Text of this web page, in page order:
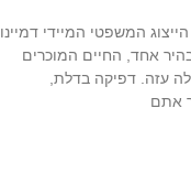
המשפטי המיידי דמיינו
אחד, החיים המוכרים
עזה. דפיקה בדלת,
אתם